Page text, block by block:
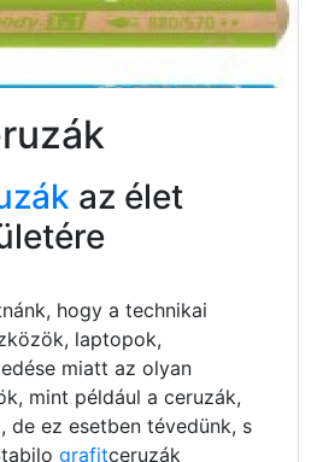
az élet
hogy a technikai
laptopok,
miatt az olyan
mint például a ceruzák,
de ez esetben tévedünk, s
grafitceruzák